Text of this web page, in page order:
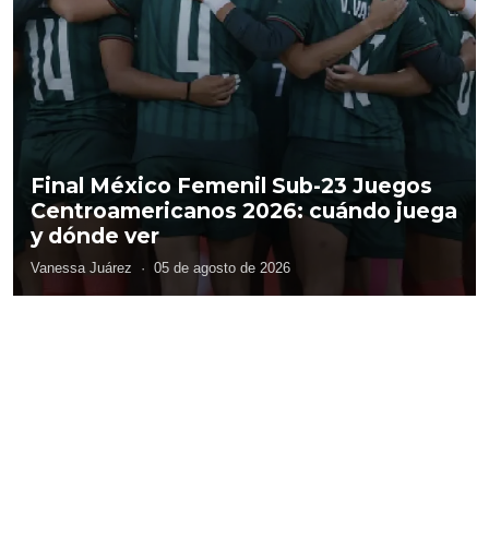
Final México Femenil Sub-23 Juegos
Centroamericanos 2026: cuándo juega
y dónde ver
Vanessa Juárez · 05 de agosto de 2026